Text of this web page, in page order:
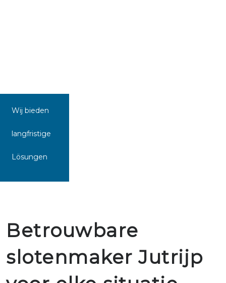
Wij bieden
langfristige
Lösungen
Betrouwbare
slotenmaker Jutrijp